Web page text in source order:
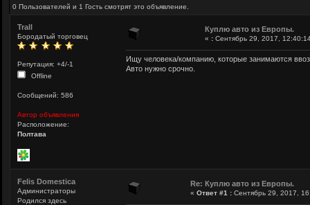
0 Пользователей и 1 Гость смотрят это объявление.
Trall
Бородатый торговец
Репутация: +4/-1
Offline
Сообщений: 586
Автор объявления
Расположение:
Полтава
Куплю авто из Европы.
« : Сентябрь 29, 2017,
Ищу человека/компанию, которые занимаются
Авто нужно срочно.
Felis Domestica
Администраторы
Родился здесь
Re: Куплю авто из Европы.
« Ответ #1 : Сентябрь 29, 2017,